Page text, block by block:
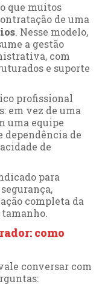
que muitos
de uma
. Nesse modelo,
a gestão
com
e suporte
profissional
em vez de uma
uma equipe
dependência de
de
para
completa da
como
conversar com